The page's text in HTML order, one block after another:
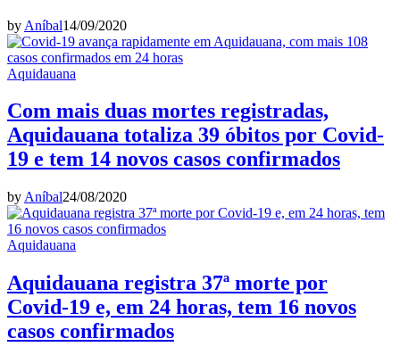
by Aníbal14/09/2020
Aquidauana
Com mais duas mortes registradas,
Aquidauana totaliza 39 óbitos por Covid-
19 e tem 14 novos casos confirmados
by Aníbal24/08/2020
Aquidauana
Aquidauana registra 37ª morte por
Covid-19 e, em 24 horas, tem 16 novos
casos confirmados